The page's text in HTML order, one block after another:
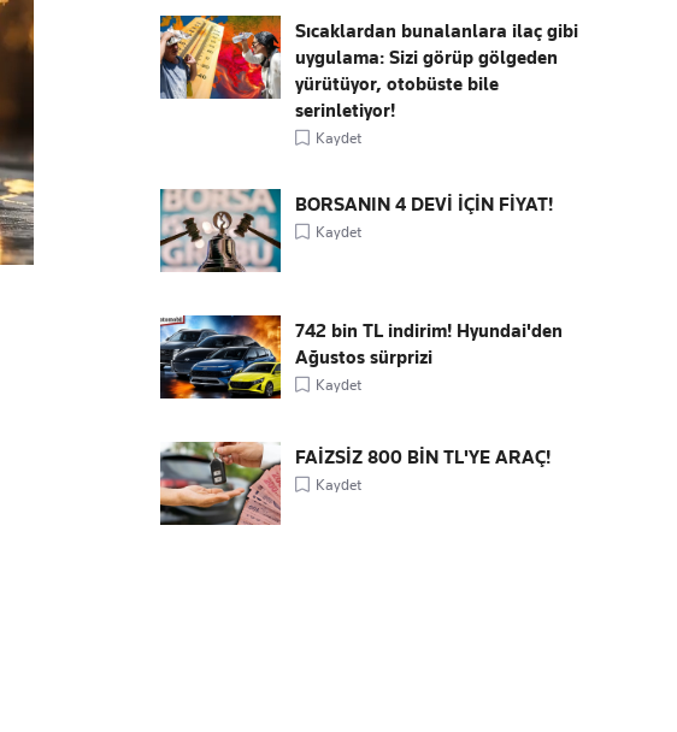
Sıcaklardan bunalanlara ilaç gibi
uygulama: Sizi görüp gölgeden
yürütüyor, otobüste bile
serinletiyor!
Kaydet
BORSANIN 4 DEVİ İÇİN FİYAT!
Kaydet
742 bin TL indirim! Hyundai'den
Ağustos sürprizi
Kaydet
FAİZSİZ 800 BİN TL'YE ARAÇ!
Kaydet